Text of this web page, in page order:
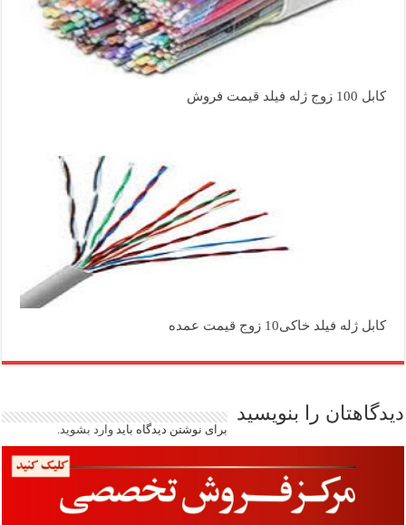
کابل 100 زوج ژله فیلد قیمت فروش
کابل ژله فیلد خاکی10 زوج قیمت عمده
دیدگاهتان را بنویسید
برای نوشتن دیدگاه بایدوارد بشوید.